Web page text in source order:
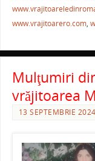
www.vrajitoarero.com,
Mulţumiri
vrăjitoarea
13 SEPTEMBRIE